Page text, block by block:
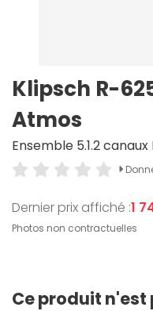
Klipsch R-
Atmos
Ensemble 5.1.2
Dernier prix affiché :1
Photos non contractuelles
Ce produit